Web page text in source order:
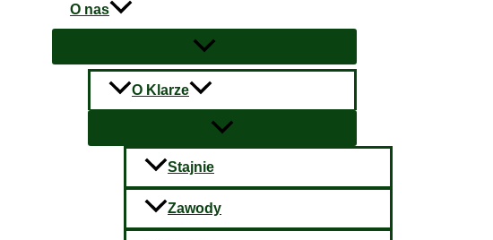
O nas
O Klarze
Stajnie
Zawody